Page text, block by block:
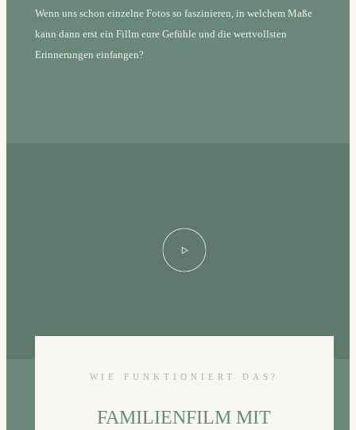
Wenn uns schon einzelne Fotos so faszinieren, in welchem Maße
kann dann erst ein Fillm eure Gefühle und die wertvollsten
Erinnerungen einfangen?
WIE FUNKTIONIERT DAS?
FAMILIENFILM MIT